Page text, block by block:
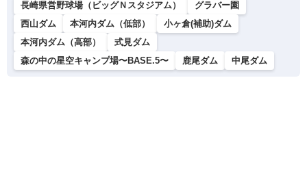
長崎県営野球場（ビッグＮスタジアム）
グラバー園
西山ダム
本河内ダム（低部）
小ヶ倉(補助)ダム
本河内ダム（高部）
式見ダム
森の中の星空キャンプ場〜BASE.5〜
鹿尾ダム 中尾ダム